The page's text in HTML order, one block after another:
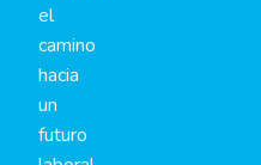
el
camino
hacia
un
futuro